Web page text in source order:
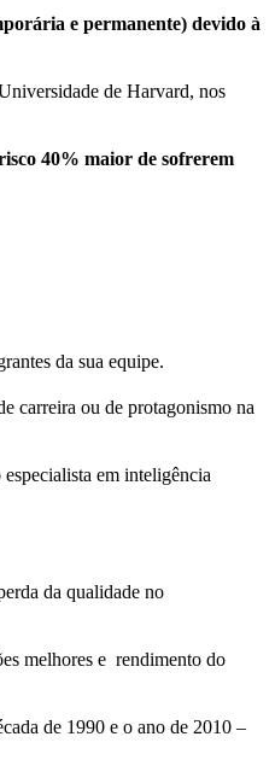
e permanente) devido à
de Harvard, nos
40% maior de sofrerem
da sua equipe.
carreira ou de protagonismo na
especialista em inteligência
da qualidade no
melhores e rendimento do
de 1990 e o ano de 2010 –